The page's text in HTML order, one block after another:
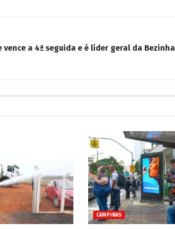
vence a 4ª seguida e é líder geral da Bezinha
CAMPINAS